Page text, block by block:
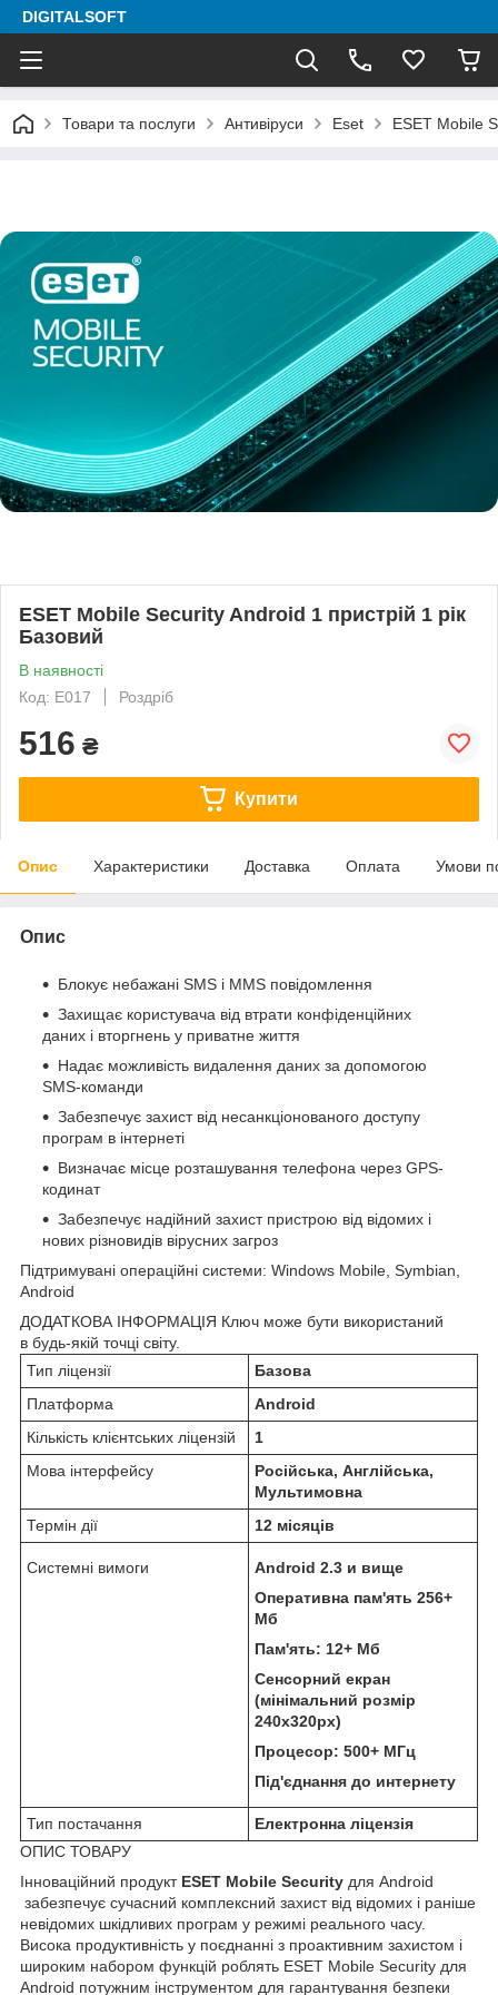
DIGITALSOFT
Товари та послуги Антивіруси Eset ESET Mobile
ESET Mobile Security Android 1 пристрій 1 рік
Базовий
В наявності
Код: E017
Роздріб
516 ₴
Купити
Опис Характеристики Доставка Оплата Умови
Опис
Блокує небажані SMS і MMS повідомлення
Захищає користувача від втрати конфіденційних
даних і вторгнень у приватне життя
Надає можливість видалення даних за допомогою
SMS-команди
Забезпечує захист від несанкціонованого доступу
програм в інтернеті
Визначає місце розташування телефона через GPS-
кодинат
Забезпечує надійний захист пристрою від відомих і
нових різновидів вірусних загроз
Підтримувані операційні системи: Windows Mobile, Symbian,
Android
ДОДАТКОВА ІНФОРМАЦІЯ Ключ може бути використаний
в будь-якій точці світу.
Тип ліцензії
Базова
Платформа
Android
Кількість клієнтських ліцензій
1
Мова інтерфейсу
Російська, Англійська,
Мультимовна
Термін дії
12 місяців
Системні вимоги
Android 2.3 и вище
Оперативна пам'ять 256+
Mб
Пам'ять: 12+ Mб
Сенсорний екран
(мінімальний розмір
240x320px)
Процесор: 500+ МГц
Під'єднання до интернету
Тип постачання
Електронна ліцензія
ОПИС ТОВАРУ
Інноваційний продукт ESET Mobile Security для Android
забезпечує сучасний комплексний захист від відомих і раніше
невідомих шкідливих програм у режимі реального часу.
Висока продуктивність у поєднанні з проактивним захистом і
широким набором функцій роблять ESET Mobile Security для
Android потужним інструментом для гарантування безпеки